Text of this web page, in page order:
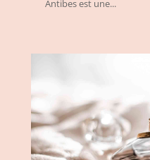
Antibes est une...